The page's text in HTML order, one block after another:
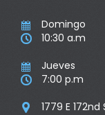
 Domingo
 10:30 a.m
 Jueves
 7:00 p.m

1779 E